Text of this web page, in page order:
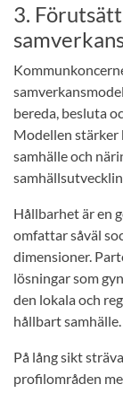
3.
bereda, besluta
Modellen stärker
samhälle och
Hållbarhet är en
omfattar såväl
dimensioner.
lösningar som
den lokala och
hållbart samhälle.
På lång sikt
profilområden